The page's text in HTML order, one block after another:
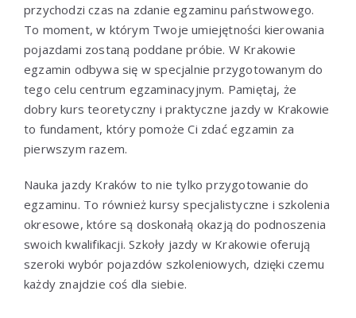
przychodzi czas na zdanie egzaminu państwowego.
To moment, w którym Twoje umiejętności kierowania
pojazdami zostaną poddane próbie. W Krakowie
egzamin odbywa się w specjalnie przygotowanym do
tego celu centrum egzaminacyjnym. Pamiętaj, że
dobry kurs teoretyczny i praktyczne jazdy w Krakowie
to fundament, który pomoże Ci zdać egzamin za
pierwszym razem.
Nauka jazdy Kraków to nie tylko przygotowanie do
egzaminu. To również kursy specjalistyczne i szkolenia
okresowe, które są doskonałą okazją do podnoszenia
swoich kwalifikacji. Szkoły jazdy w Krakowie oferują
szeroki wybór pojazdów szkoleniowych, dzięki czemu
każdy znajdzie coś dla siebie.